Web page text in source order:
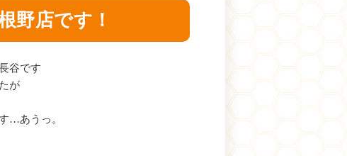
野店です！
谷です
が
…あうっ。